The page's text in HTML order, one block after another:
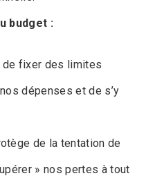
budget :
de fixer des limites
dépenses et de s’y
de la tentation de
» nos pertes à tout